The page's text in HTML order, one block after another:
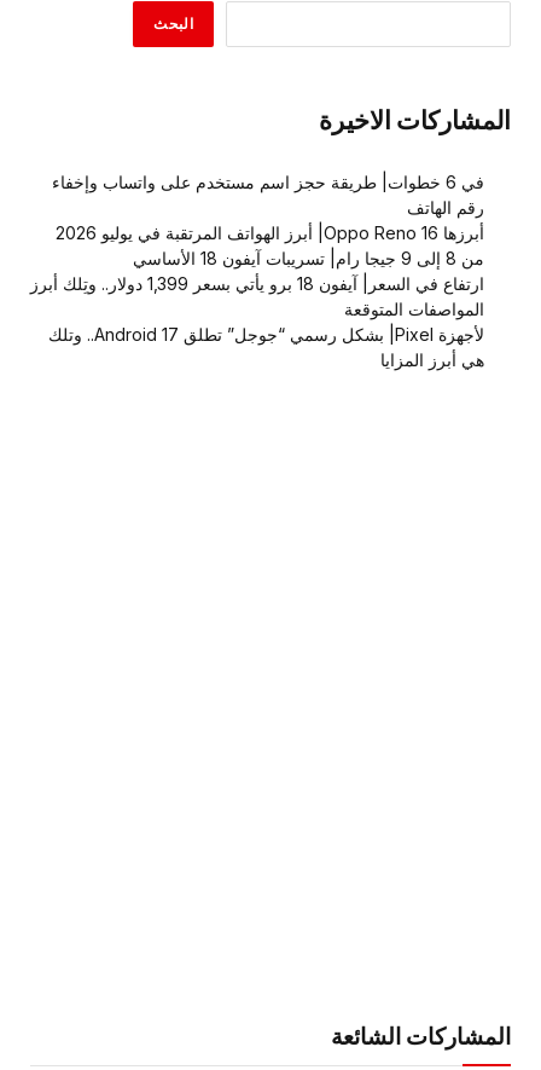
البحث
المشاركات الاخيرة
في 6 خطوات| طريقة حجز اسم مستخدم على واتساب وإخفاء
رقم الهاتف
أبرزها Oppo Reno 16| أبرز الهواتف المرتقبة في يوليو 2026
من 8 إلى 9 جيجا رام| تسريبات آيفون 18 الأساسي
ارتفاع في السعر| آيفون 18 برو يأتي بسعر 1,399 دولار.. وتِلك أبرز
المواصفات المتوقعة
لأجهزة Pixel| بشكل رسمي “جوجل” تطلق Android 17.. وتلك
هي أبرز المزايا
المشاركات الشائعة